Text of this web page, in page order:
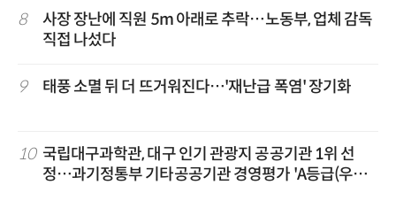
8
사장 장난에 직원 5m 아래로 추락…노동부, 업체 감독
직접 나섰다
9 태풍 소멸 뒤 더 뜨거워진다…'재난급 폭염' 장기화
10 국립대구과학관, 대구 인기 관광지 공공기관 1위 선
정…과기정통부 기타공공기관 경영평가 'A등급(우수)'